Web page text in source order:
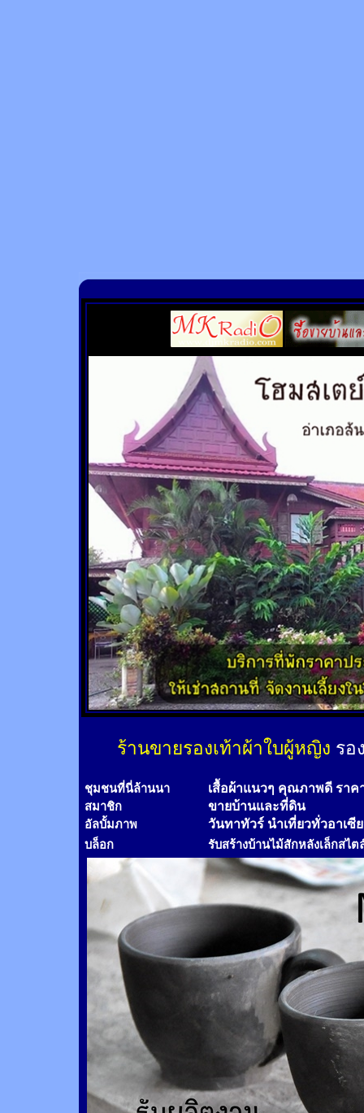
ร้านขายรองเท้าผ้าใบผู้หญิง รอ
ชุมชนที่นี่ล้านนา เสื้อผ้าแนวๆ คุณภาพดี ราค
สมาชิก ขายบ้านและที่ดิน
อัลบั้มภาพ วันทาทัวร์ นำเที่ยวทั่วอาเซี
บล็อก รับสร้างบ้านไม้สักหลังเล็กสไต